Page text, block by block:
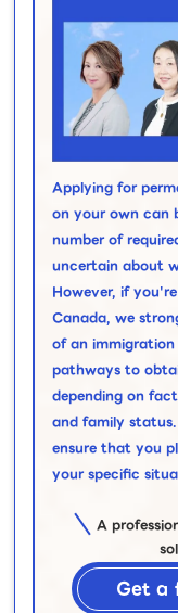
Applying for
on your own can
number of
uncertain about
However, if
Canada, we
of an
pathways to
depending on
and family
ensure that you
your specific
A
Get a